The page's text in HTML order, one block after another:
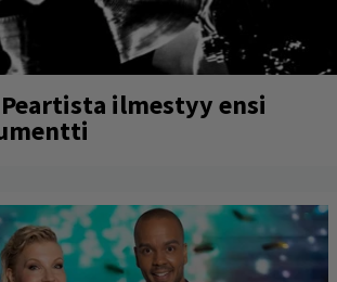
ilmestyy ensi